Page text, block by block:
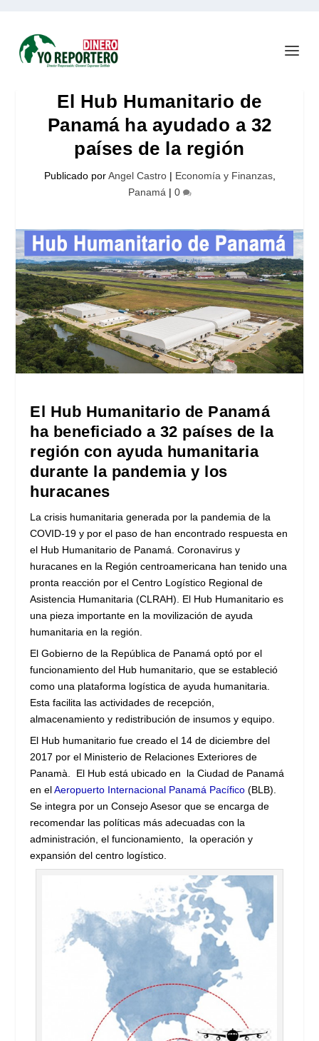
El Hub Humanitario de
Panamá ha ayudado a 32
países de la región
Publicado porAngel Castro| Economía y Finanzas,
Panamá | 0
El Hub Humanitario de Panamá
ha beneficiado a 32 países de la
región con ayuda humanitaria
durante la pandemia y los
huracanes
La crisis humanitaria generada por la pandemia de la
COVID-19 y por el paso de han encontrado respuesta en
el Hub Humanitario de Panamá. Coronavirus y
huracanes en la Región centroamericana han tenido una
pronta reacción por el Centro Logístico Regional de
Asistencia Humanitaria (CLRAH). El Hub Humanitario es
una pieza importante en la movilización de ayuda
humanitaria en la región.
El Gobierno de la República de Panamá optó por el
funcionamiento del Hub humanitario, que se estableció
como una plataforma logística de ayuda humanitaria.
Esta facilita las actividades de recepción,
almacenamiento y redistribución de insumos y equipo.
El Hub humanitario fue creado el 14 de diciembre del
2017 por el Ministerio de Relaciones Exteriores de
Panamà. El Hub está ubicado en la Ciudad de Panamá
en elAeropuerto Internacional Panamá Pacífico (BLB).
Se integra por un Consejo Asesor que se encarga de
recomendar las políticas más adecuadas con la
administración, el funcionamiento, la operación y
expansión del centro logístico.